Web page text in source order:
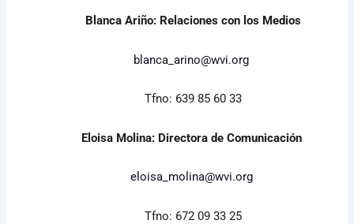
Blanca Ariño: Relaciones con los Medios
blanca_arino@wvi.org
Tfno: 639 85 60 33
Eloisa Molina: Directora de Comunicación
eloisa_molina@wvi.org
Tfno: 672 09 33 25